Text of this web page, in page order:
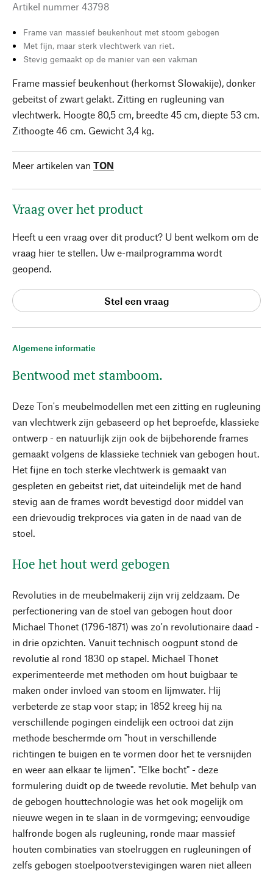
Algemene informatie
Bentwood met stamboom.
Deze Ton's meubelmodellen met een zitting en rugleuning
van vlechtwerk zijn gebaseerd op het beproefde, klassieke
ontwerp - en natuurlijk zijn ook de bijbehorende frames
gemaakt volgens de klassieke techniek van gebogen hout.
Het fijne en toch sterke vlechtwerk is gemaakt van
gespleten en gebeitst riet, dat uiteindelijk met de hand
stevig aan de frames wordt bevestigd door middel van
een drievoudig trekproces via gaten in de naad van de
stoel.
Hoe het hout werd gebogen
Revoluties in de meubelmakerij zijn vrij zeldzaam. De
perfectionering van de stoel van gebogen hout door
Michael Thonet (1796-1871) was zo'n revolutionaire daad -
in drie opzichten. Vanuit technisch oogpunt stond de
revolutie al rond 1830 op stapel. Michael Thonet
experimenteerde met methoden om hout buigbaar te
maken onder invloed van stoom en lijmwater. Hij
verbeterde ze stap voor stap; in 1852 kreeg hij na
verschillende pogingen eindelijk een octrooi dat zijn
methode beschermde om "hout in verschillende
richtingen te buigen en te vormen door het te versnijden
en weer aan elkaar te lijmen". "Elke bocht" - deze
formulering duidt op de tweede revolutie. Met behulp van
de gebogen houttechnologie was het ook mogelijk om
nieuwe wegen in te slaan in de vormgeving; eenvoudige
halfronde bogen als rugleuning, ronde maar massief
houten combinaties van stoelruggen en rugleuningen of
zelfs gebogen stoelpootverstevigingen waren niet alleen
Artikel nummer 43798
Frame van massief beukenhout met stoom gebogen
Met fijn, maar sterk vlechtwerk van riet.
Stevig gemaakt op de manier van een vakman
Frame massief beukenhout (herkomst Slowakije), donker
gebeitst of zwart gelakt. Zitting en rugleuning van
vlechtwerk. Hoogte 80,5 cm, breedte 45 cm, diepte 53 cm.
Zithoogte 46 cm. Gewicht 3,4 kg.
Meer artikelen van TON
Vraag over het product
Heeft u een vraag over dit product? U bent welkom om de
vraag hier te stellen. Uw e-mailprogramma wordt
geopend.
Stel een vraag